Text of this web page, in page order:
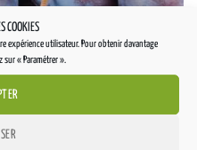
COOKIES
expérience utilisateur. Pour obtenir davantage
« Paramétrer ».